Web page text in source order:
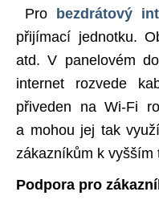
Pro
bezdrátový
přijímací jednotku.
atd. V panelovém
internet rozvede
přiveden na Wi-Fi
a mohou jej tak
zákazníkům k vyšším
Podpora pro